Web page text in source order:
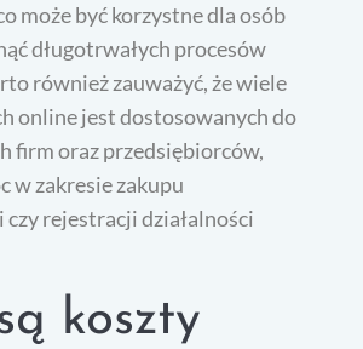
może być korzystne dla osób
długotrwałych procesów
również zauważyć, że wiele
online jest dostosowanych do
firm oraz przedsiębiorców,
w zakresie zakupu
rejestracji działalności
koszty